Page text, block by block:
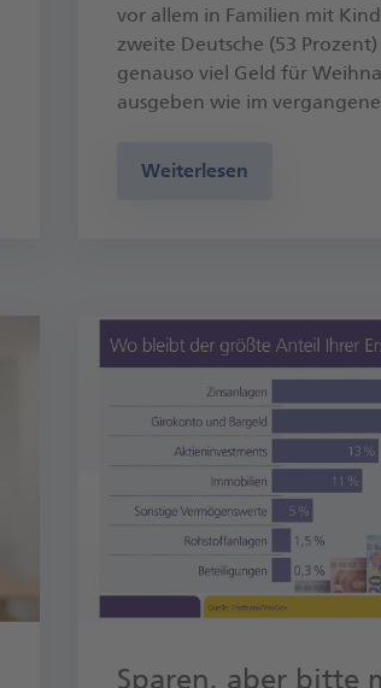
vor allem in Familien mit
zweite Deutsche (53
genauso viel Geld für
ausgeben wie im
Weiterlesen
Sparen, aber bitte